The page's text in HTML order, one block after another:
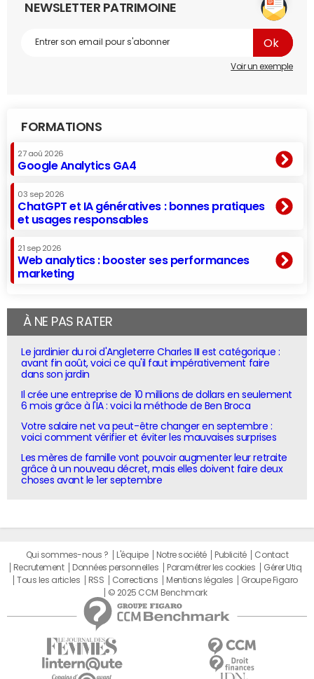
NEWSLETTER PATRIMOINE
Voir un exemple
FORMATIONS
27 aoû 2026
Google Analytics GA4
03 sep 2026
ChatGPT et IA génératives : bonnes pratiques
et usages responsables
21 sep 2026
Web analytics : booster ses performances
marketing
À NE PAS RATER
Le jardinier du roi d'Angleterre Charles III est catégorique :
avant fin août, voici ce qu'il faut impérativement faire
dans son jardin
Il crée une entreprise de 10 millions de dollars en seulement
6 mois grâce à l'IA : voici la méthode de Ben Broca
Votre salaire net va peut-être changer en septembre :
voici comment vérifier et éviter les mauvaises surprises
Les mères de famille vont pouvoir augmenter leur retraite
grâce à un nouveau décret, mais elles doivent faire deux
choses avant le 1er septembre
Qui sommes-nous ? L'équipe Notre société Publicité
Contact
Recrutement
Données personnelles Paramétrer les cookies
Gérer Utiq
Tous les articles
RSS Corrections Mentions légales
Groupe Figaro
© 2025 CCM Benchmark